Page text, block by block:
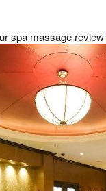
spa massage review